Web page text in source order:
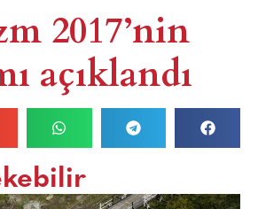
2017’nin
açıklandı